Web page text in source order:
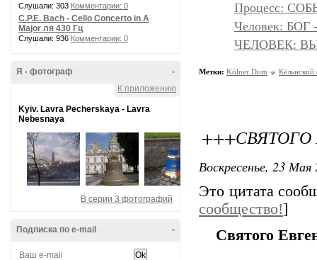
Слушали: 303 Комментарии: 0
C.P.E. Bach - Cello Concerto in A
Major ля 430 Гц
Слушали: 936 Комментарии: 0
-
Я - фотограф
К приложению
Kyiv. Lavra Pecherskaya - Lavra
Nebesnaya
В серии 3 фотографий
-
Подписка по e-mail
Процесс:
Человек:
ЧЕЛОВЕК:
Метки: Kölner Dom Кёльнский
Воскресенье, 23
Это цитата
сообщество!]
Святого